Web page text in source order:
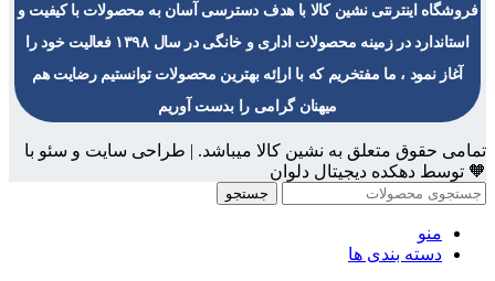
فروشگاه اینترنتی نشین کالا با هدف دسترسی آسان به محصولات با کیفیت و
استاندارد در زمینه محصولات اداری و خانگی در سال ۱۳۹۸ فعالیت خود را
آغاز نمود ، ما مفتخریم که با اراِئه بهترین محصولات توانستیم رضایت هم
میهنان گرامی را بدست آوریم
تمامی حقوق متعلق به نشین کالا میباشد. | طراحی سایت و سئو با
🧡 توسط دهکده دیجیتال دلوان
جستجو
منو
دسته بندی ها